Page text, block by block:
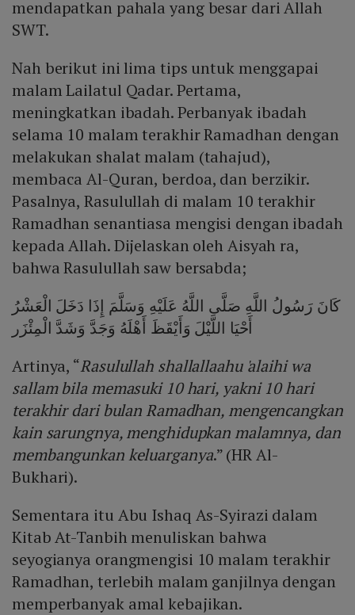
mendapatkan pahala yang besar dari Allah
SWT.
Nah berikut ini lima tips untuk menggapai
malam Lailatul Qadar. Pertama,
meningkatkan ibadah. Perbanyak ibadah
selama 10 malam terakhir Ramadhan dengan
melakukan shalat malam (tahajud),
membaca Al-Quran, berdoa, dan berzikir.
Pasalnya, Rasulullah di malam 10 terakhir
Ramadhan senantiasa mengisi dengan ibadah
kepada Allah. Dijelaskan oleh Aisyah ra,
bahwa Rasulullah saw bersabda;
كَانَ رَسُولُ اللَّهِ صَلَّى اللَّهُ عَلَيْهِ وَسَلَّمَ إِذَا دَخَلَ الْعَشْرُ
أَحْيَا اللَّيْلَ وَأَيْقَظَ أَهْلَهُ وَجَدَّ وَشَدَّ الْمِئْزَر
Artinya, “Rasulullah shallallaahu 'alaihi wa
sallam bila memasuki 10 hari, yakni 10 hari
terakhir dari bulan Ramadhan, mengencangkan
kain sarungnya, menghidupkan malamnya, dan
membangunkan keluarganya.” (HR Al-
Bukhari).
Sementara itu Abu Ishaq As-Syirazi dalam
Kitab At-Tanbih menuliskan bahwa
seyogianya oran​​​​​​g​mengisi 10 malam terakhir
Ramadhan, terlebih malam ganjilnya dengan
memperbanyak amal kebajikan.